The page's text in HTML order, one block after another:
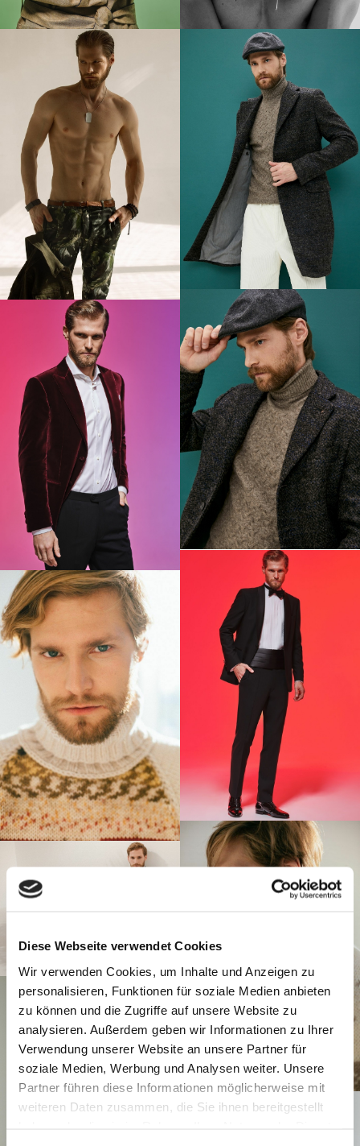
Diese Webseite verwendet Cookies
Wir verwenden Cookies, um Inhalte und Anzeigen zu
personalisieren, Funktionen für soziale Medien anbieten
zu können und die Zugriffe auf unsere Website zu
analysieren. Außerdem geben wir Informationen zu Ihrer
Verwendung unserer Website an unsere Partner für
soziale Medien, Werbung und Analysen weiter. Unsere
Partner führen diese Informationen möglicherweise mit
weiteren Daten zusammen, die Sie ihnen bereitgestellt